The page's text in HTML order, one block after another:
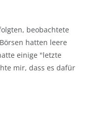
beobachtete
hatten leere
einige "letzte
mir, dass es dafür